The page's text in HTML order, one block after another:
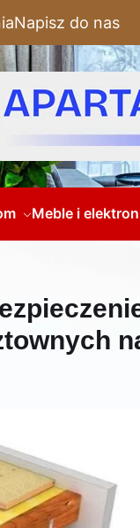
Napisz do nas
Meble i